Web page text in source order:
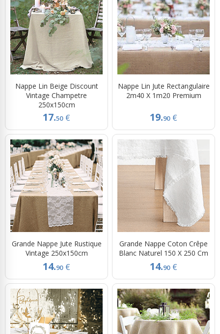
Nappe Lin Beige Discount
Vintage Champetre
250x150cm
17.50 €
Nappe Lin Jute Rectangulaire
2m40 X 1m20 Premium
19.90 €
Grande Nappe Jute Rustique
Vintage 250x150cm
14.90 €
Grande Nappe Coton Crêpe
Blanc Naturel 150 X 250 Cm
14.90 €